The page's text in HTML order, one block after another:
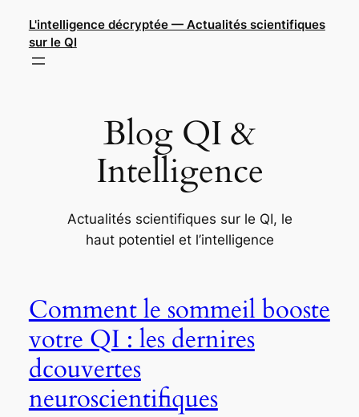
contenu
L'intelligence décryptée — Actualités scientifiques
sur le QI
Blog QI &
Intelligence
Actualités scientifiques sur le QI, le
haut potentiel et l’intelligence
Comment le sommeil booste
votre QI : les dernires
dcouvertes
neuroscientifiques